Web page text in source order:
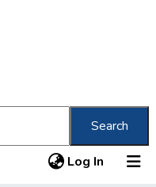
Search
Log In (current)